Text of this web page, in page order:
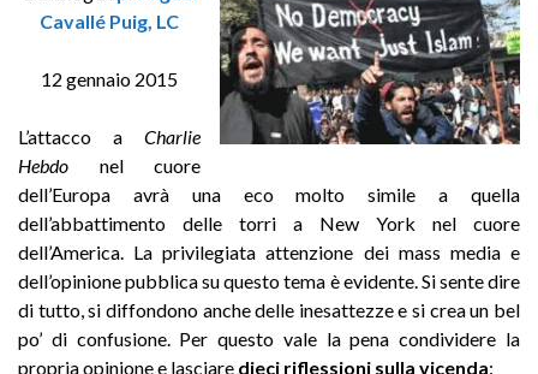
Cavallé Puig, LC
12 gennaio 2015
L’attacco a Charlie
Hebdo nel cuore
dell’Europa avrà una eco molto simile a quella
dell’abbattimento delle torri a New York nel cuore
dell’America. La privilegiata attenzione dei mass media e
dell’opinione pubblica su questo tema è evidente. Si sente dire
di tutto, si diffondono anche delle inesattezze e si crea un bel
po’ di confusione. Per questo vale la pena condividere la
propria opinione e lasciare dieci riflessioni sulla vicenda: